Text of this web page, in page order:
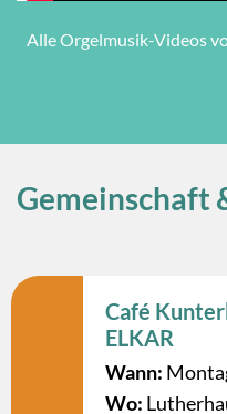
Alle Orgelmusik-Videos
Gemeinschaft
Café
ELKAR
Wann:
Wo: